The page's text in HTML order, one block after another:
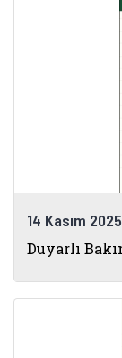
14 Kasım
Duyarlı